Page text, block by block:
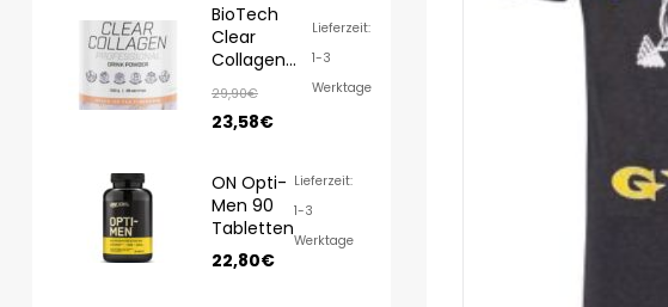
BioTech
Clear
Collagen
350g
29,90€
23,58€
Lieferzeit:
1-3
Werktage
ON Opti-
Men 90
Tabletten
22,80€
Lieferzeit:
1-3
Werktage